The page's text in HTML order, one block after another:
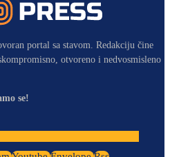
portal sa stavom. Redakciju čine
otvoreno i nedvosmisleno
se!